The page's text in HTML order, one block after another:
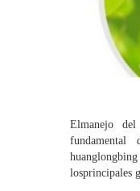
Elmanejo
losprincipales